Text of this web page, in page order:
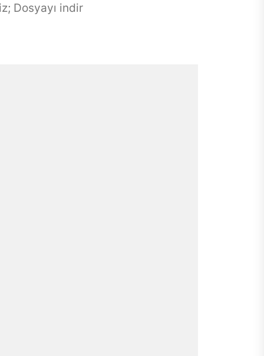
Dosyayı indir